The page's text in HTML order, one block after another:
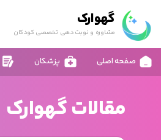
گهوارک
مشاوره و نوبت دهی تخصصی کودکان
صفحه اصلی پزشکان
مقالات گهوارک